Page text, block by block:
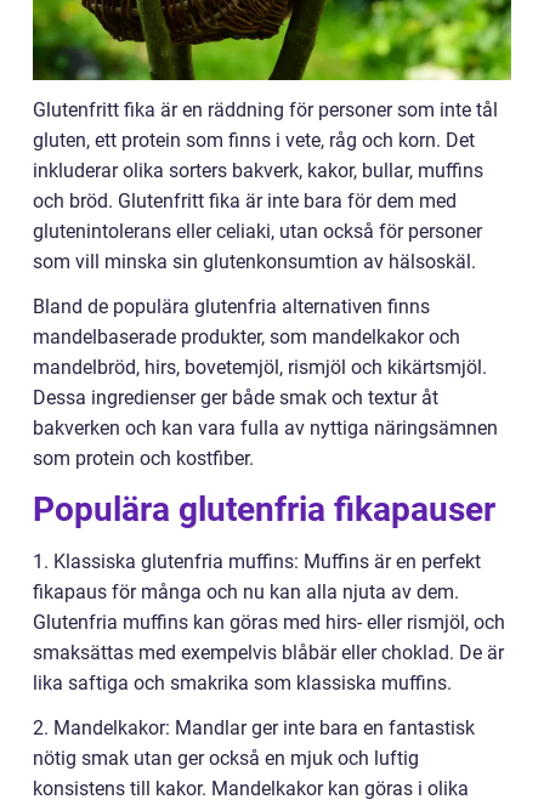
Glutenfritt fika är en räddning för personer som inte tål
gluten, ett protein som finns i vete, råg och korn. Det
inkluderar olika sorters bakverk, kakor, bullar, muffins
och bröd. Glutenfritt fika är inte bara för dem med
glutenintolerans eller celiaki, utan också för personer
som vill minska sin glutenkonsumtion av hälsoskäl.
Bland de populära glutenfria alternativen finns
mandelbaserade produkter, som mandelkakor och
mandelbröd, hirs, bovetemjöl, rismjöl och kikärtsmjöl.
Dessa ingredienser ger både smak och textur åt
bakverken och kan vara fulla av nyttiga näringsämnen
som protein och kostfiber.
Populära glutenfria fikapauser
1. Klassiska glutenfria muffins: Muffins är en perfekt
fikapaus för många och nu kan alla njuta av dem.
Glutenfria muffins kan göras med hirs- eller rismjöl, och
smaksättas med exempelvis blåbär eller choklad. De är
lika saftiga och smakrika som klassiska muffins.
2. Mandelkakor: Mandlar ger inte bara en fantastisk
nötig smak utan ger också en mjuk och luftig
konsistens till kakor. Mandelkakor kan göras i olika